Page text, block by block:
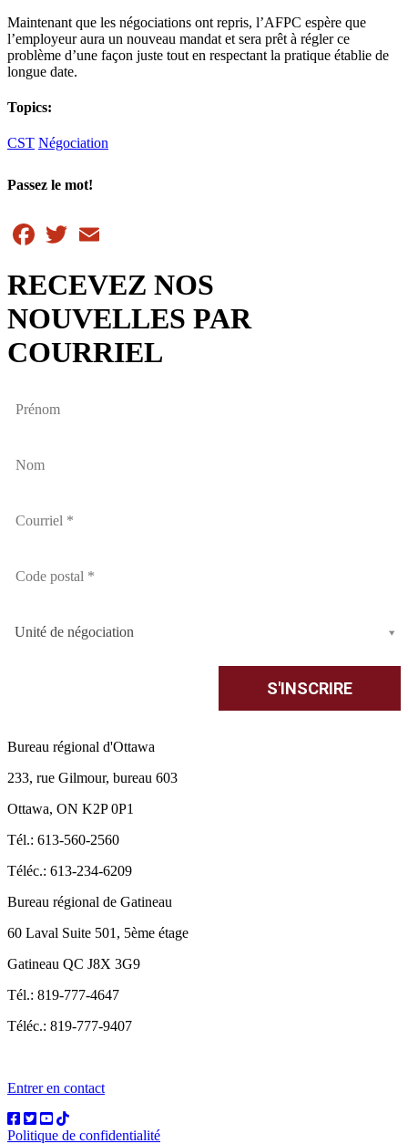
Maintenant que les négociations ont repris, l’AFPC espère que
l’employeur aura un nouveau mandat et sera prêt à régler ce
problème d’une façon juste tout en respectant la pratique établie de
longue date.
Topics:
CST Négociation
Passez le mot!
Facebook
Twitter
RECEVEZ NOS
NOUVELLES PAR
COURRIEL
Unité de négociation
Bureau régional d'Ottawa
233, rue Gilmour, bureau 603
Ottawa, ON K2P 0P1
Tél.: 613-560-2560
Téléc.: 613-234-6209
Bureau régional de Gatineau
60 Laval Suite 501, 5ème étage
Gatineau QC J8X 3G9
Tél.: 819-777-4647
Téléc.: 819-777-9407
Entrer en contact
Politique de confidentialité